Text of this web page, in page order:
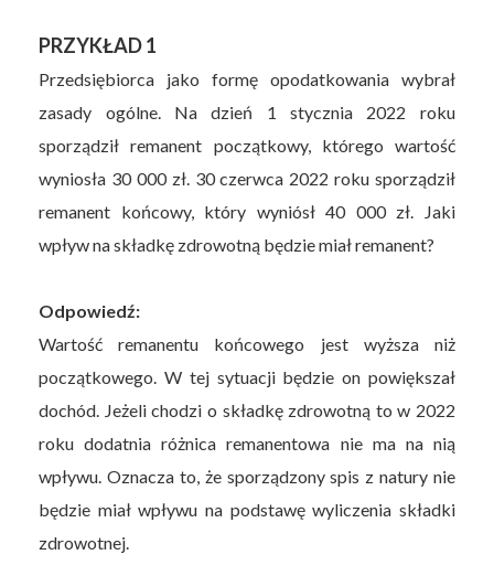
PRZYKŁAD 1
Przedsiębiorca jako formę opodatkowania wybrał
zasady ogólne. Na dzień 1 stycznia 2022 roku
sporządził remanent początkowy, którego wartość
wyniosła 30 000 zł. 30 czerwca 2022 roku sporządził
remanent końcowy, który wyniósł 40 000 zł. Jaki
wpływ na składkę zdrowotną będzie miał remanent?
Odpowiedź:
Wartość remanentu końcowego jest wyższa niż
początkowego. W tej sytuacji będzie on powiększał
dochód. Jeżeli chodzi o składkę zdrowotną to w 2022
roku dodatnia różnica remanentowa nie ma na nią
wpływu. Oznacza to, że sporządzony spis z natury nie
będzie miał wpływu na podstawę wyliczenia składki
zdrowotnej.